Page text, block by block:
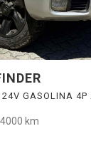
GASOLINA 4P
km